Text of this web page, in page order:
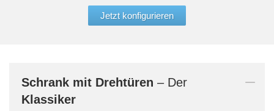
Jetzt konfigurieren
Schrank mit Drehtüren – Der
Klassiker